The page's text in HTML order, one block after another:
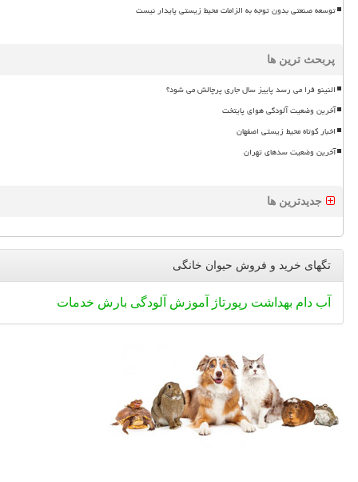
توسعه صنعتی بدون توجه به الزامات محیط زیستی پایدار نیست
پربحث ترین ها
النینو فرا می رسد پاییز سال جاری پرچالش می شود؟
آخرین وضعیت آلودگی هوای پایتخت
اخبار کوتاه محیط زیستی اصفهان
آخرین وضعیت سدهای تهران
جدیدترین ها
تگهای خرید و فروش حیوان خانگی
آب دام بهداشت رپورتاژ آموزش آلودگی بارش خدمات